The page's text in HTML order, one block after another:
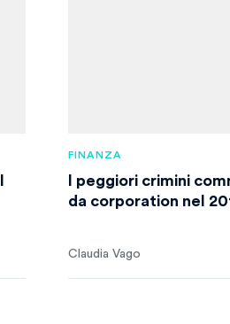
FINANZA
I peggiori crimini
da corporation nel
Claudia Vago